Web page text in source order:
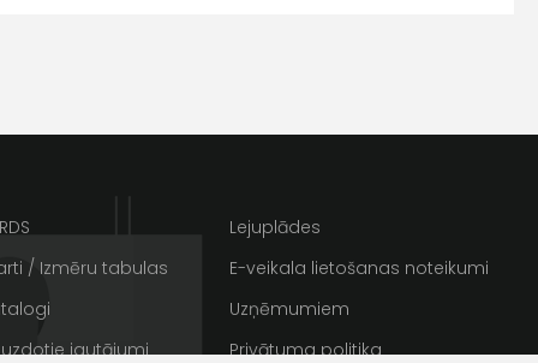
/ Izmēru tabulas
uzdotie jautājumi
Lejuplādes
E-veikala lietošanas noteikumi
Uzņēmumiem
Privātuma politika